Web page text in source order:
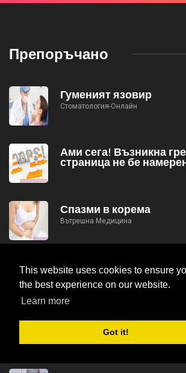
This website uses cookies to ensure
the best experience on our website.
Learn more
Got it!
Препоръчано
Гуменият язовир
Стоматология-Онлайн
Ами сега! Възникна
страница не бе
Спазми в корема
Вътрешна Медицина
Популярни Публикации
Lumboischialgia при
Гинекология И Obstetrics-